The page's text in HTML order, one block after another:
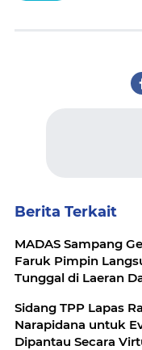
Berita Terkait
MADAS Sampang
Faruk Pimpin
Tunggal di Laeran
Sidang TPP Lapas
Narapidana untuk
Dipantau Secara